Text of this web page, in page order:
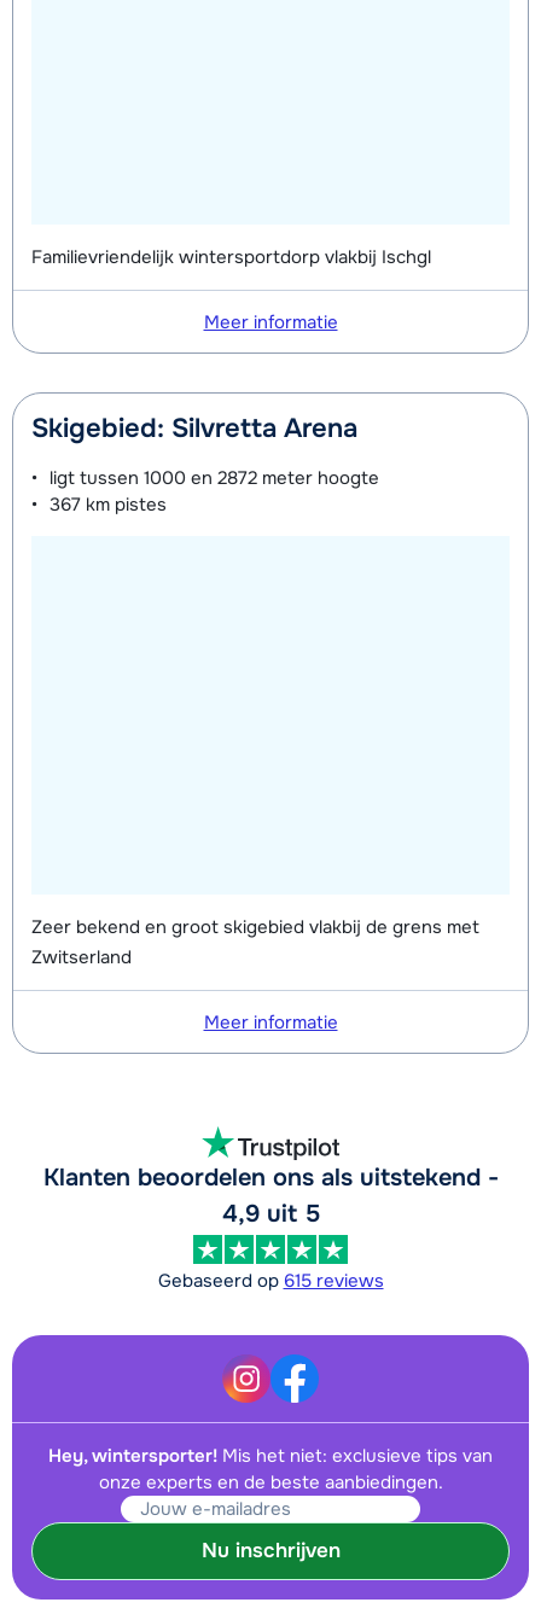
Familievriendelijk wintersportdorp vlakbij Ischgl
Meer informatie
Skigebied: Silvretta Arena
ligt tussen 1000 en 2872 meter hoogte
367 km pistes
Zeer bekend en groot skigebied vlakbij de grens met
Zwitserland
Meer informatie
Klanten beoordelen ons als uitstekend -
4,9 uit 5
Gebaseerd op 615 reviews
Hey, wintersporter! Mis het niet: exclusieve tips van
onze experts en de beste aanbiedingen.
Nu inschrijven